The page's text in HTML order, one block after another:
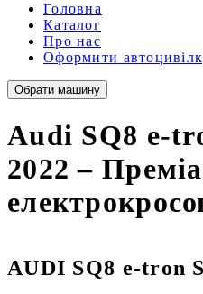
Головна
Каталог
Про нас
Оформити
Обрати машину
Audi SQ8 e-
2022 –
AUDI SQ8 e-tron